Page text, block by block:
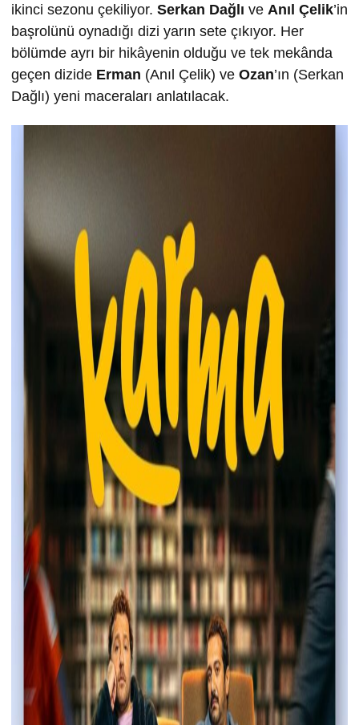
ikinci sezonu çekiliyor. Serkan Dağlı ve Anıl Çelik’in
başrolünü oynadığı dizi yarın sete çıkıyor. Her
bölümde ayrı bir hikâyenin olduğu ve tek mekânda
geçen dizide Erman (Anıl Çelik) ve Ozan’ın (Serkan
Dağlı) yeni maceraları anlatılacak.